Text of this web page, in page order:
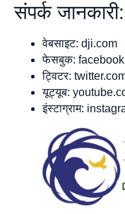
संपर्क जानकारी:
वेबसाइट: dji.com
फेसबुक:
ट्विटर:
यूट्यूब:
इंस्टाग्राम: